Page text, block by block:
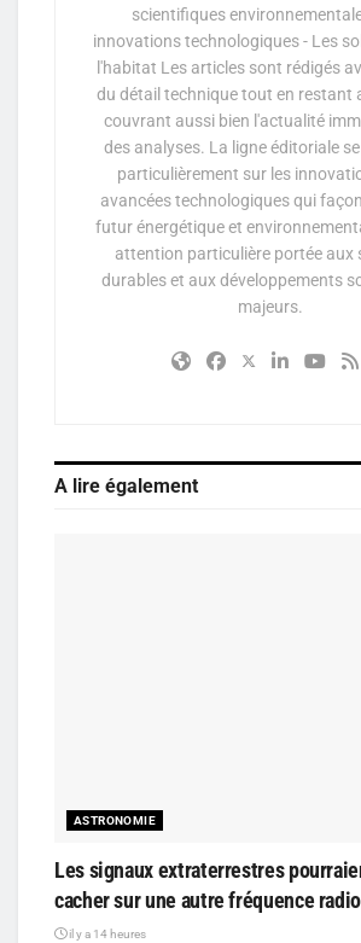
scientifiques
innovations technologiques - Les
l'habitat Les articles sont rédigés
du détail technique tout en restant
couvrant aussi bien l'actualité
des analyses. La ligne éditoriale
particulièrement sur les
avancées technologiques qui
futur énergétique et
attention particulière portée aux
durables et aux développements
majeurs.
A lire également
ASTRONOMIE
Les signaux extraterrestres
cacher sur une autre fréquence
il y a 14 heures